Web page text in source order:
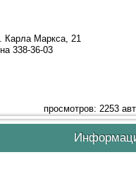
Маркса, 21
338-36-03
просмотров: 2253